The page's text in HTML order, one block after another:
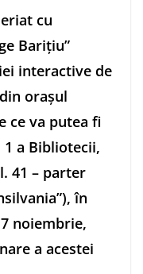
cu
Barițiu”
interactive de
orașul
ce va putea fi
a Bibliotecii,
41 – parter
în
noiembrie,
a acestei